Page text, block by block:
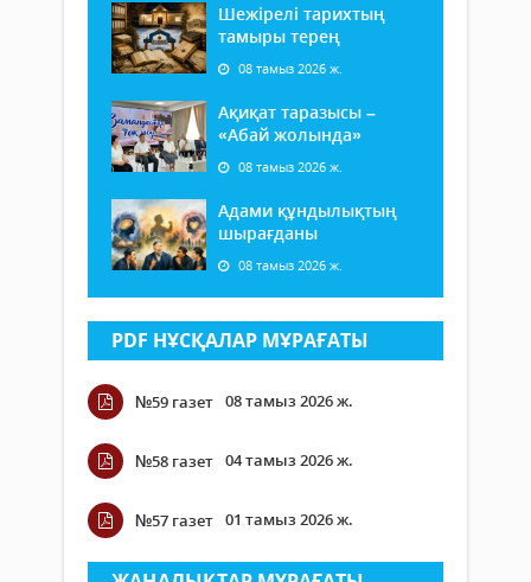
Шежірелі тарихтың
тамыры терең
08 тамыз 2026 ж.
Ақиқат таразысы –
«Абай жолында»
08 тамыз 2026 ж.
Адами құндылықтың
шырағданы
08 тамыз 2026 ж.
PDF НҰСҚАЛАР МҰРАҒАТЫ
№59 газет 08 тамыз 2026 ж.
№58 газет 04 тамыз 2026 ж.
№57 газет 01 тамыз 2026 ж.